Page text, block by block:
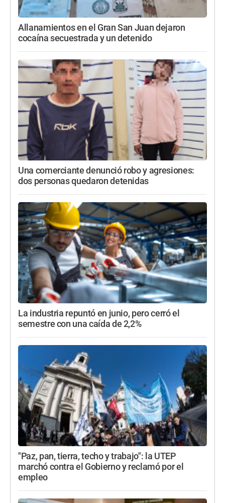
Allanamientos en el Gran San Juan dejaron
cocaína secuestrada y un detenido
Una comerciante denunció robo y agresiones:
dos personas quedaron detenidas
La industria repuntó en junio, pero cerró el
semestre con una caída de 2,2%
"Paz, pan, tierra, techo y trabajo": la UTEP
marchó contra el Gobierno y reclamó por el
empleo